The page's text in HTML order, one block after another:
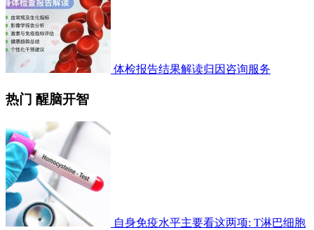
体检报告结果解读归因咨询服务
热门 醒脑开智
自身免疫水平主要看这两项: T淋巴细胞